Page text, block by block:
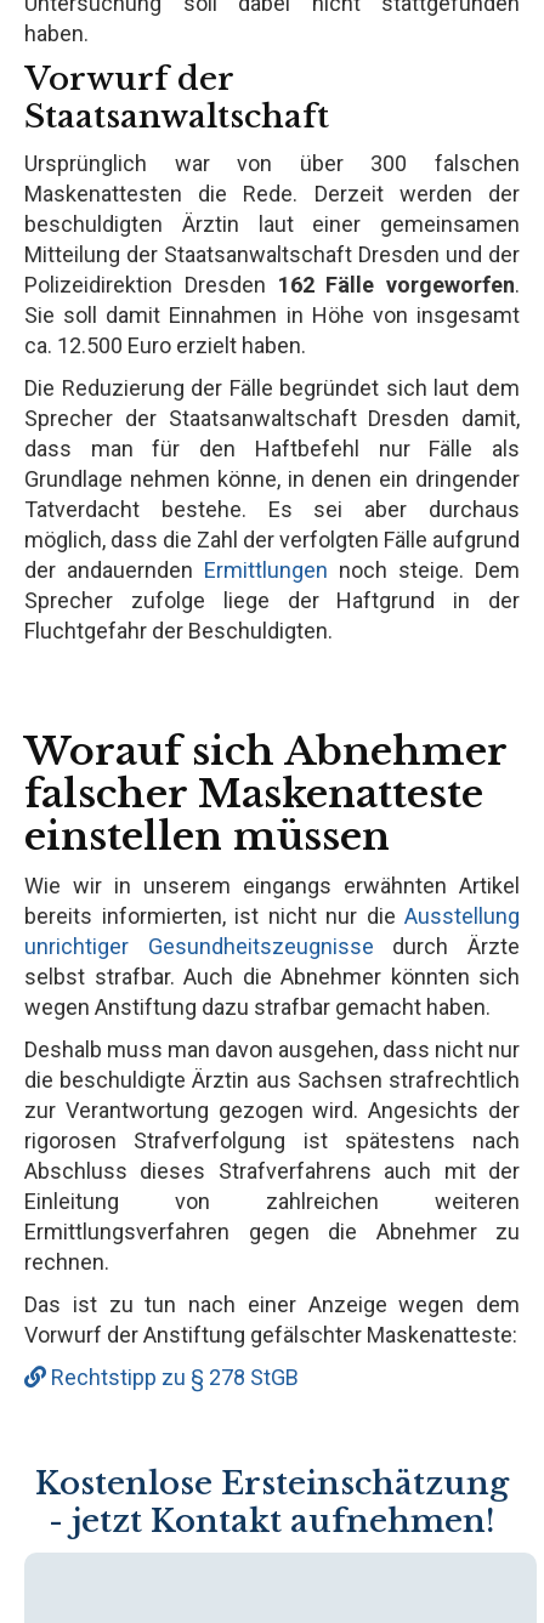
haben.
Vorwurf der
Staatsanwaltschaft
Ursprünglich war von über 300 falschen
Maskenattesten die Rede. Derzeit werden der
beschuldigten Ärztin laut einer gemeinsamen
Mitteilung der Staatsanwaltschaft Dresden und der
Polizeidirektion Dresden 162 Fälle vorgeworfen.
Sie soll damit Einnahmen in Höhe von insgesamt
ca. 12.500 Euro erzielt haben.
Die Reduzierung der Fälle begründet sich laut dem
Sprecher der Staatsanwaltschaft Dresden damit,
dass man für den Haftbefehl nur Fälle als
Grundlage nehmen könne, in denen ein dringender
Tatverdacht bestehe. Es sei aber durchaus
möglich, dass die Zahl der verfolgten Fälle aufgrund
der andauernden Ermittlungen noch steige. Dem
Sprecher zufolge liege der Haftgrund in der
Fluchtgefahr der Beschuldigten.
Worauf sich Abnehmer
falscher Maskenatteste
einstellen müssen
Wie wir in unserem eingangs erwähnten Artikel
bereits informierten, ist nicht nur die Ausstellung
unrichtiger Gesundheitszeugnisse durch Ärzte
selbst strafbar. Auch die Abnehmer könnten sich
wegen Anstiftung dazu strafbar gemacht haben.
Deshalb muss man davon ausgehen, dass nicht nur
die beschuldigte Ärztin aus Sachsen strafrechtlich
zur Verantwortung gezogen wird. Angesichts der
rigorosen Strafverfolgung ist spätestens nach
Abschluss dieses Strafverfahrens auch mit der
Einleitung von zahlreichen weiteren
Ermittlungsverfahren gegen die Abnehmer zu
rechnen.
Das ist zu tun nach einer Anzeige wegen dem
Vorwurf der Anstiftung gefälschter Maskenatteste:
Rechtstipp zu § 278 StGB
Kostenlose Ersteinschätzung
- jetzt Kontakt aufnehmen!